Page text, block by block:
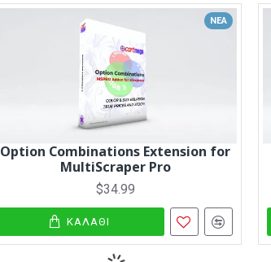
ΝΈΑ
Option Combinations Extension for
MultiScraper Pro
$34.99
ΚΑΛΆΘΙ